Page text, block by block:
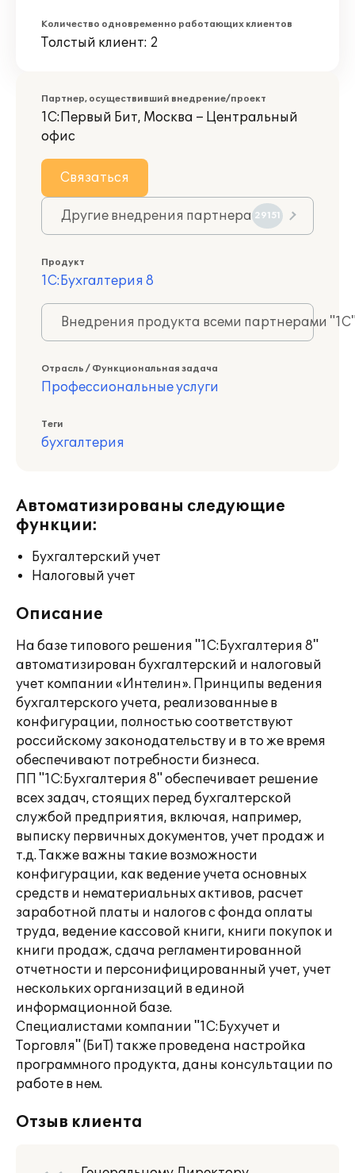
Количество одновременно работающих клиентов
Толстый клиент: 2
Партнер, осуществивший внедрение/проект
1С:Первый Бит, Москва – Центральный
офис
Связаться
Другие внедрения партнера 29151
Продукт
1С:Бухгалтерия 8
Внедрения продукта всеми партнерами
Отрасль / Функциональная задача
Профессиональные услуги
Теги
бухгалтерия
Автоматизированы следующие
функции:
Бухгалтерский учет
Налоговый учет
Описание
На базе типового решения "1С:Бухгалтерия 8"
автоматизирован бухгалтерский и налоговый
учет компании «Интелин». Принципы ведения
бухгалтерского учета, реализованные в
конфигурации, полностью соответствуют
российскому законодательству и в то же время
обеспечивают потребности бизнеса.
ПП "1С:Бухгалтерия 8" обеспечивает решение
всех задач, стоящих перед бухгалтерской
службой предприятия, включая, например,
выписку первичных документов, учет продаж и
т.д. Также важны такие возможности
конфигурации, как ведение учета основных
средств и нематериальных активов, расчет
заработной платы и налогов с фонда оплаты
труда, ведение кассовой книги, книги покупок и
книги продаж, сдача регламентированной
отчетности и персонифицированный учет, учет
нескольких организаций в единой
информационной базе.
Специалистами компании "1С:Бухучет и
Торговля" (БиТ) также проведена настройка
программного продукта, даны консультации по
работе в нем.
Отзыв клиента